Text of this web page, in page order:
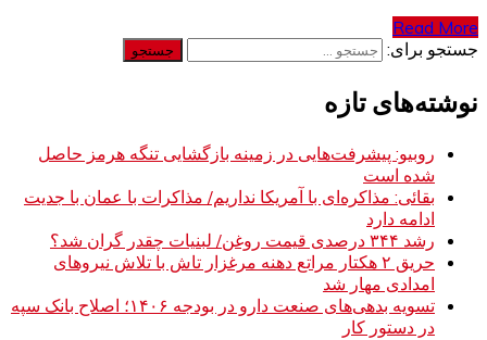
Read More
جستجو برای:
نوشته‌های تازه
روبیو: پیشرفت‌هایی در زمینه بازگشایی تنگه هرمز حاصل
شده است
بقائی: مذاکره‌ای با آمریکا نداریم/ مذاکرات با عمان با جدیت
ادامه دارد
رشد ۳۴۴ درصدی قیمت روغن/ لبنیات چقدر گران شد؟
حریق ۲ هکتار مراتع دهنه مرغزار تاش با تلاش نیروهای
امدادی مهار شد
تسویه بدهی‌های صنعت دارو در بودجه ۱۴۰۶؛ اصلاح بانک سپه
در دستور کار